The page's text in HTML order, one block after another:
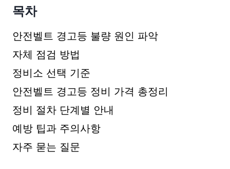
목차
안전벨트 경고등 불량 원인 파악
자체 점검 방법
정비소 선택 기준
안전벨트 경고등 정비 가격 총정리
정비 절차 단계별 안내
예방 팁과 주의사항
자주 묻는 질문